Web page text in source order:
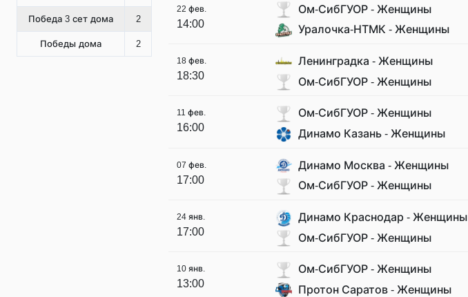
Победа 3 сет дома 2
Победы дома 2
22 фев.
14:00
Ом-СибГУОР - Женщины
Уралочка-НТМК - Женщины
18 фев.
18:30
Ленинградка - Женщины
Ом-СибГУОР - Женщины
11 фев.
16:00
Ом-СибГУОР - Женщины
Динамо Казань - Женщины
07 фев.
17:00
Динамо Москва - Женщины
Ом-СибГУОР - Женщины
24 янв.
17:00
Динамо Краснодар - Женщины
Ом-СибГУОР - Женщины
10 янв.
13:00
Ом-СибГУОР - Женщины
Протон Саратов - Женщины